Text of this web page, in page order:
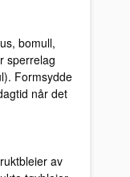
bomull,
sperrelag
Formsydde
når det
av